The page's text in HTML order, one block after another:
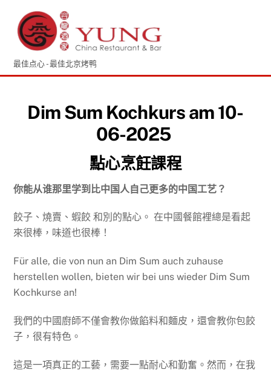
最佳点心 - 最佳北京烤鸭
Dim Sum Kochkurs am 10-
06-2025
點心烹飪課程
你能从谁那里学到比中国人自己更多的中国工艺？
餃子、燒賣、蝦餃 和別的點心。 在中國餐館裡總是看起
來很棒，味道也很棒！
Für alle, die von nun an Dim Sum auch zuhause
herstellen wollen, bieten wir bei uns wieder Dim Sum
Kochkurse an!
我們的中國廚師不僅會教你做餡料和麵皮，還會教你包餃
子，很有特色。
這是一項真正的工藝，需要一點耐心和勤奮。然而，在我